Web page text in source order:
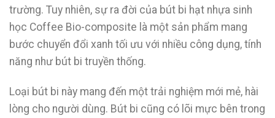
trường. Tuy nhiên, sự ra đời của bút bi hạt nhựa sinh
học Coffee Bio-composite là một sản phẩm mang
bước chuyển đổi xanh tối ưu với nhiều công dụng, tính
năng như bút bi truyền thống.
Loại bút bi này mang đến một trải nghiệm mới mẻ, hài
lòng cho người dùng. Bút bi cũng có lõi mực bên trong